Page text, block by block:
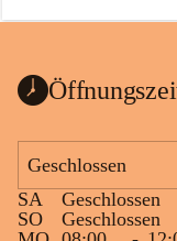
a
Geschlossen
SA
Geschlossen
SO
Geschlossen